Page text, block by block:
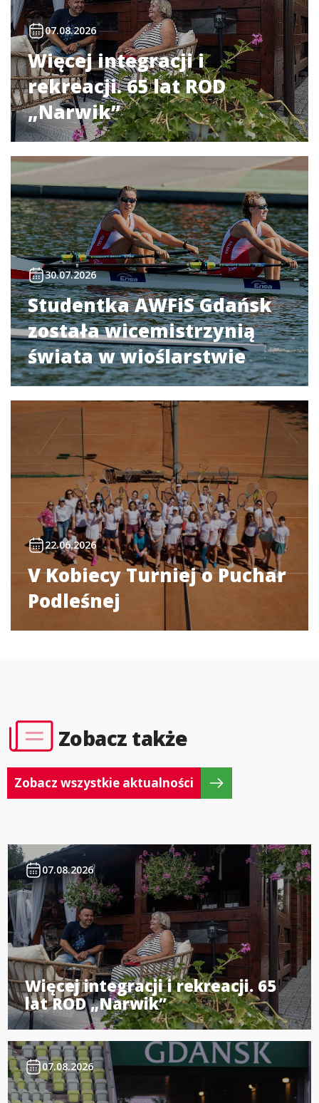
07.08.2026
Więcej integracji i
rekreacji. 65 lat ROD
„Narwik”
30.07.2026
Studentka AWFiS Gdańsk
została wicemistrzynią
świata w wioślarstwie
22.06.2026
V Kobiecy Turniej o Puchar
Podleśnej
Zobacz także
Zobacz wszystkie aktualności
07.08.2026
Więcej integracji i rekreacji. 65
lat ROD „Narwik”
07.08.2026